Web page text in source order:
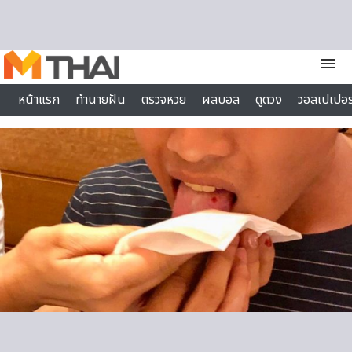
menu
หน้าแรก
ทำนายฝัน ตรวจหวย ผลบอล ดูดวง
วอลเปเป
ไลฟ์สไตล์